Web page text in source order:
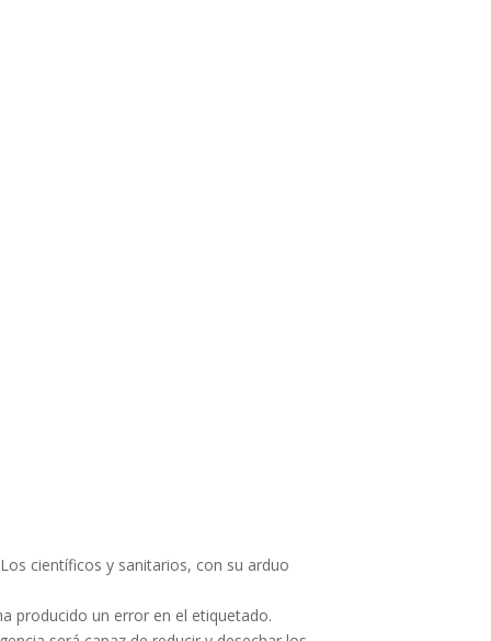
científicos y sanitarios, con su arduo
producido un error en el etiquetado.